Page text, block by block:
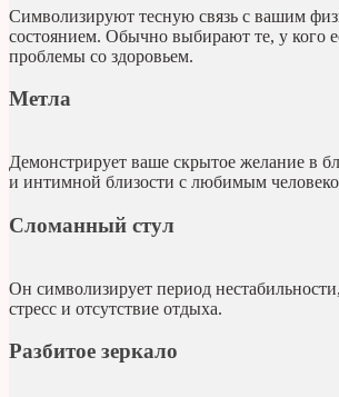
Символизируют тесную связь с вашим
состоянием. Обычно выбирают те, у кого
проблемы со здоровьем.
Метла
Демонстрирует ваше скрытое желание в
и интимной близости с любимым
Сломанный стул
Он символизирует период
стресс и отсутствие отдыха.
Разбитое зеркало